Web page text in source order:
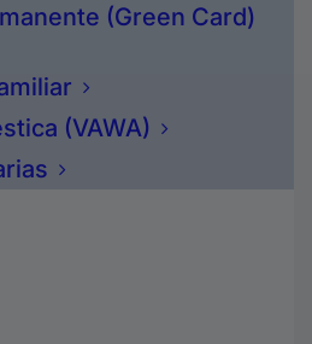
(Green Card)
(VAWA)
el hecho que lo
que lo van a cumplir.
porque esto estamos
americanas en
solo en Latinoamérica
en Asia, en el medio
ojalá que lo logren,
con su promesa han